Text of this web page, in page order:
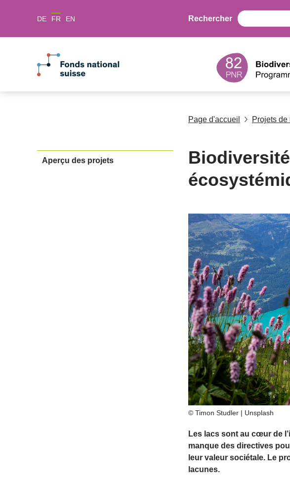
DE FR EN Rechercher
Page d'accueil Projets de
Aperçu des projets
© Timon Studler | Unsplash
Les lacs sont au cœur de
manque des directives
leur valeur sociétale. Le
lacunes.